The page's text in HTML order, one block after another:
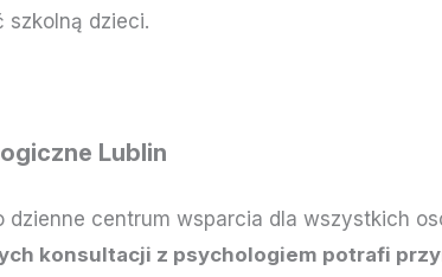
dzieci.
Lublin
centrum wsparcia dla wszystkich
konsultacji z psychologiem potrafi